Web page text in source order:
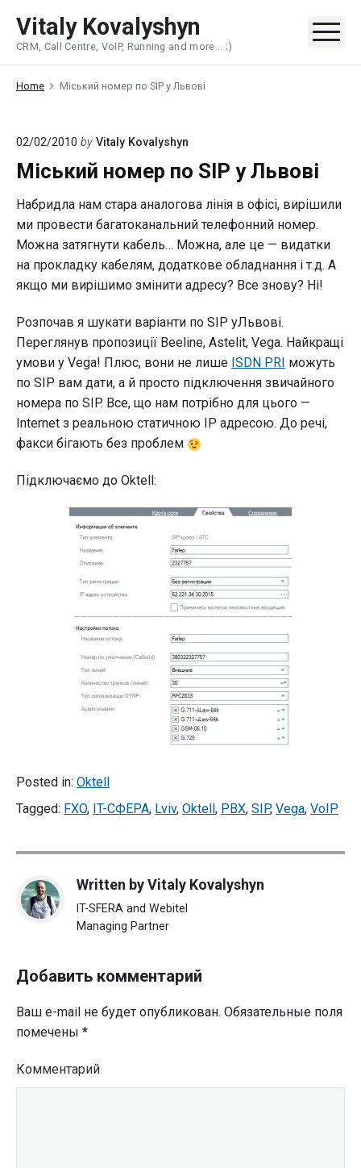
content
Vitaly Kovalyshyn
CRM, Call Centre, VoIP, Running and more... ;)
Home Міський номер по SIP у Львові
02/02/2010 by Vitaly Kovalyshyn
Міський номер по SIP у Львові
Набридла нам стара аналогова лінія в офісі, вирішили
ми провести багатоканальний телефонний номер.
Можна затягнути кабель… Можна, але це — видатки
на прокладку кабелям, додаткове обладнання і т.д. А
якщо ми вирішимо змінити адресу? Все знову? Ні!
Розпочав я шукати варіанти по SIP уЛьвові.
Переглянув пропозиції Beeline, Astelit, Vega. Найкращі
умови у Vega! Плюс, вони не лише ISDN PRI можуть
по SIP вам дати, а й просто підключення звичайного
номера по SIP. Все, що нам потрібно для цього —
Internet з реальною статичною IP адресою. До речі,
факси бігають без проблем
Підключаємо до Oktell:
Posted in: Oktell
Tagged: FXO, IT-СФЕРА, Lviv, Oktell , PBX, SIP, Vega, VoIP
Written byVitaly Kovalyshyn
IT-SFERA and Webitel
Managing Partner
Добавить комментарий
Ваш e-mail не будет опубликован. Обязательные поля
помечены *
Комментарий